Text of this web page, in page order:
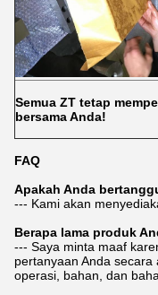
Semua ZT tetap
bersama Anda!
FAQ
Apakah Anda
--- Kami akan
Berapa lama produk
--- Saya minta maaf
pertanyaan Anda
operasi, bahan, dan